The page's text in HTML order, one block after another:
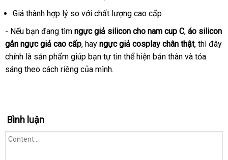
Giá thành hợp lý so với chất lượng cao cấp
- Nếu bạn đang tìm ngực giả silicon cho nam cup C, áo silicon
gắn ngực giả cao cấp, hay ngực giả cosplay chân thật, thì đây
chính là sản phẩm giúp bạn tự tin thể hiện bản thân và tỏa
sáng theo cách riêng của mình.
Bình luận